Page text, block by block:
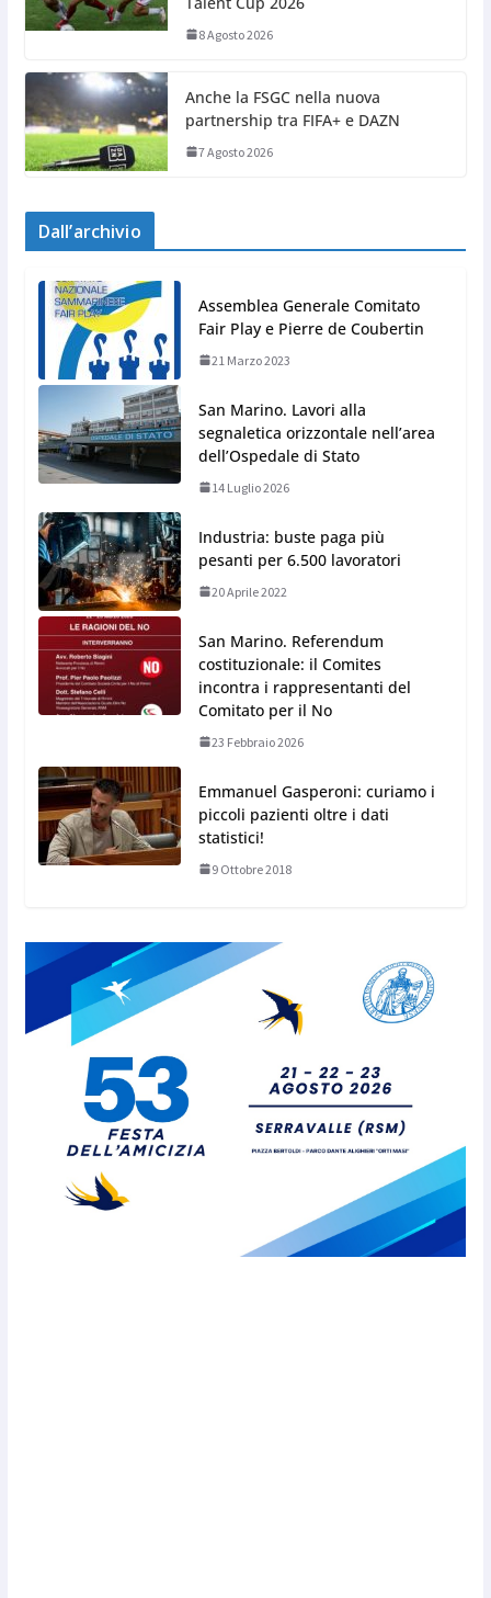
8 Agosto 2026
Anche la FSGC nella nuova
partnership tra FIFA+ e DAZN
7 Agosto 2026
Dall’archivio
Assemblea Generale Comitato
Fair Play e Pierre de Coubertin
21 Marzo 2023
San Marino. Lavori alla
segnaletica orizzontale nell’area
dell’Ospedale di Stato
14 Luglio 2026
Industria: buste paga più
pesanti per 6.500 lavoratori
20 Aprile 2022
San Marino. Referendum
costituzionale: il Comites
incontra i rappresentanti del
Comitato per il No
23 Febbraio 2026
Emmanuel Gasperoni: curiamo i
piccoli pazienti oltre i dati
statistici!
9 Ottobre 2018